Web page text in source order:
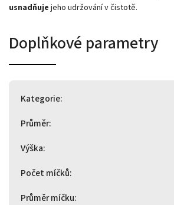
usnadňuje jeho udržování v čistotě.
Doplňkové parametry
Kategorie:
Průměr:
Výška:
Počet míčků:
Průměr míčku: